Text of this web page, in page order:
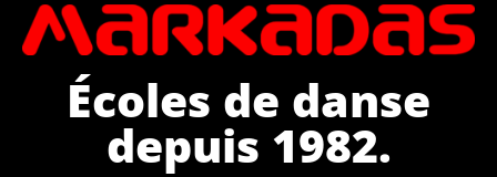
Écoles de danse
depuis 1982.